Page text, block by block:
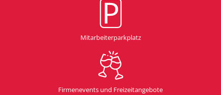
Mitarbeiterparkplatz
Firmenevents und Freizeitangebote